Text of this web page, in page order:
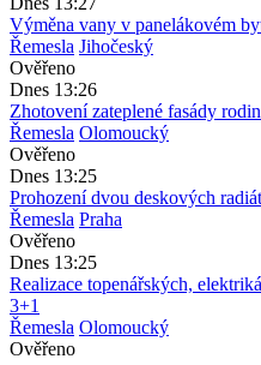
Výměna vany v panelákovém
Řemesla Jihočeský
Ověřeno
Dnes 13:26
Zhotovení zateplené fasády
Řemesla Olomoucký
Ověřeno
Dnes 13:25
Prohození dvou deskových
Řemesla Praha
Ověřeno
Dnes 13:25
Realizace topenářských,
3+1
Řemesla Olomoucký
Ověřeno